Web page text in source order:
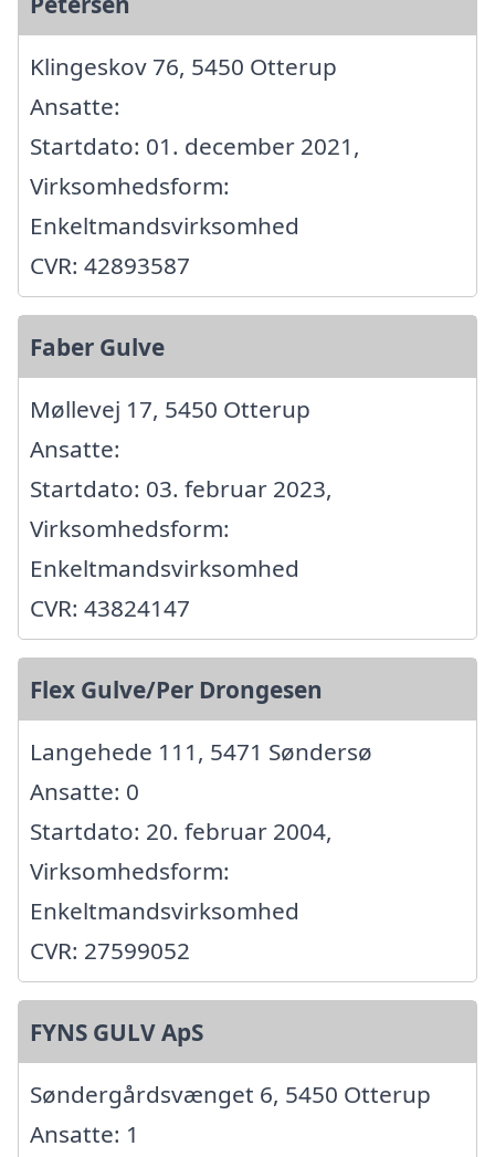
Klingeskov 76, 5450 Otterup
Ansatte:
Startdato: 01. december 2021,
Virksomhedsform:
Enkeltmandsvirksomhed
CVR: 42893587
Faber Gulve
Møllevej 17, 5450 Otterup
Ansatte:
Startdato: 03. februar 2023,
Virksomhedsform:
Enkeltmandsvirksomhed
CVR: 43824147
Flex Gulve/Per Drongesen
Langehede 111, 5471 Søndersø
Ansatte: 0
Startdato: 20. februar 2004,
Virksomhedsform:
Enkeltmandsvirksomhed
CVR: 27599052
FYNS GULV ApS
Søndergårdsvænget 6, 5450 Otterup
Ansatte: 1